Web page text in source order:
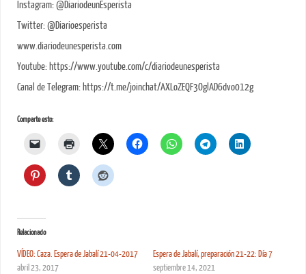
Instagram: @DiariodeunEsperista
Twitter: @Diarioesperista
www.diariodeunesperista.com
Youtube: https://www.youtube.com/c/diariodeunesperista
Canal de Telegram: https://t.me/joinchat/AXLoZEQF3OglAD6dvo012g
Comparte esto:
Relacionado
VÍDEO: Caza. Espera de Jabalí 21-04-2017
abril 23, 2017
Espera de Jabalí, preparación 21-22: Día 7
septiembre 14, 2021